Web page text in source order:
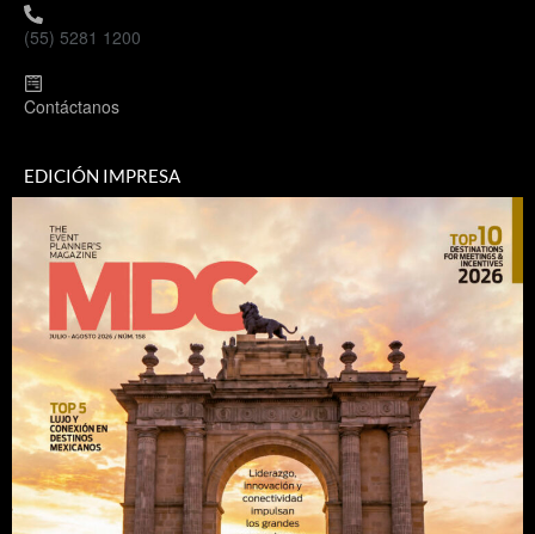
(55) 5281 1200
Contáctanos
EDICIÓN IMPRESA